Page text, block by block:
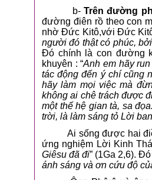
b- Trên đường
đường điên rồ theo con
nhờ Đức Kitô,với Đức
người đó thật có phúc,
Đó chính là con đường
khuyên : “Anh em hãy
tác động đến ý chí cũng
hãy làm mọi việc mà
không ai chê trách được
một thế hệ gian tà, sa
trời, là làm sáng tỏ Lời
Ai sống được hai điều
ứng nghiệm Lời Kinh
Giêsu đã đi” (1Ga 2,6).
ánh sáng và ơn cứu độ